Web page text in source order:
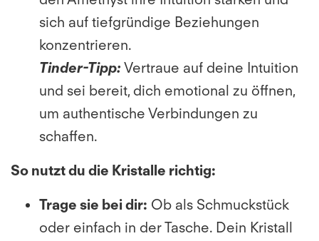
sich auf tiefgründige Beziehungen
konzentrieren.
Tinder-Tipp: Vertraue auf deine Intuition
und sei bereit, dich emotional zu öffnen,
um authentische Verbindungen zu
schaffen.
So nutzt du die Kristalle richtig:
Trage sie bei dir: Ob als Schmuckstück
oder einfach in der Tasche. Dein Kristall